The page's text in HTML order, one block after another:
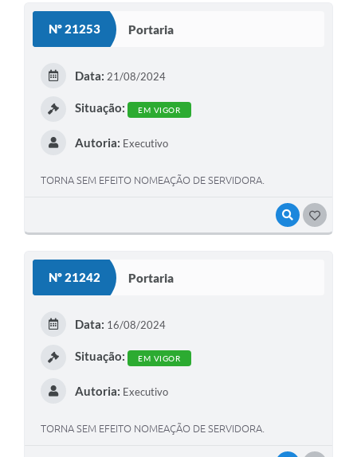
Nº 21253 Portaria
VISUALIZAR
Data: 21/08/2024
Situação: EM VIGOR
Autoria: Executivo
TORNA SEM EFEITO NOMEAÇÃO DE SERVIDORA.
Nº 21242 Portaria
Data: 16/08/2024
Situação: EM VIGOR
Autoria: Executivo
TORNA SEM EFEITO NOMEAÇÃO DE SERVIDORA.